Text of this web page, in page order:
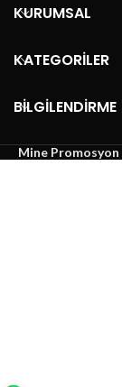
KURUMSAL
KATEGORİLER
BİLGİLENDİRME
Mine Promosyon